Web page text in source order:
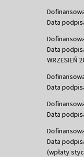
Data
Data
WRZESIEŃ
Data
Data
Data
(wpłaty